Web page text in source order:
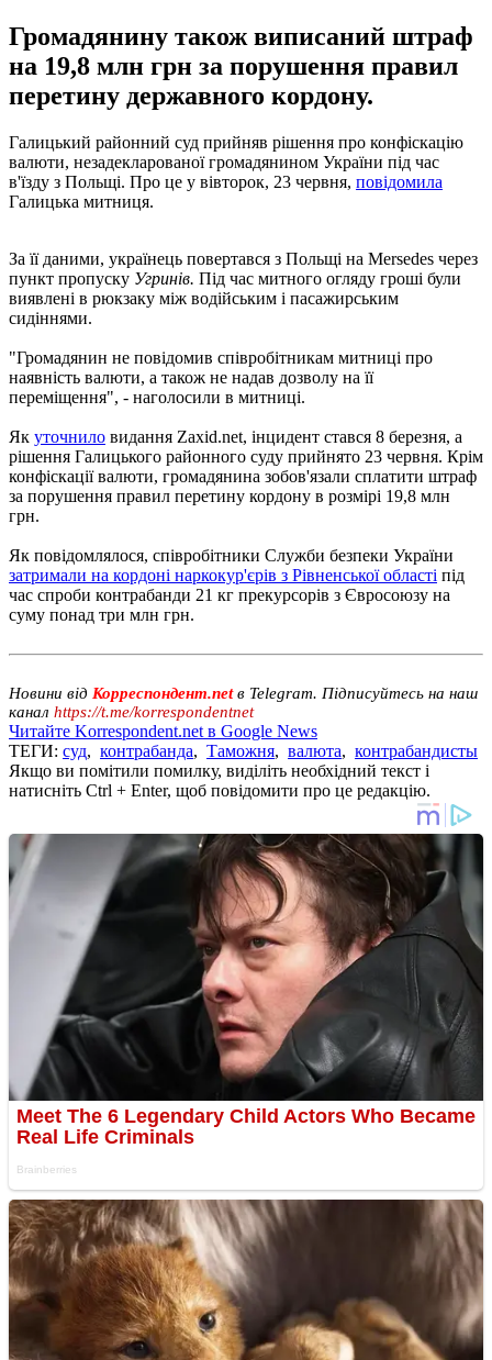
Громадянину також виписаний штраф
на 19,8 млн грн за порушення правил
перетину державного кордону.
Галицький районний суд прийняв рішення про конфіскацію
валюти, незадекларованої громадянином України під час
в'їзду з Польщі. Про це у вівторок, 23 червня, повідомила
Галицька митниця.
За її даними, українець повертався з Польщі на Mersedes через
пункт пропуску Угринів. Під час митного огляду гроші були
виявлені в рюкзаку між водійським і пасажирським
сидіннями.
"Громадянин не повідомив співробітникам митниці про
наявність валюти, а також не надав дозволу на її
переміщення", - наголосили в митниці.
Як уточнило видання Zaxid.net, інцидент стався 8 березня, а
рішення Галицького районного суду прийнято 23 червня. Крім
конфіскації валюти, громадянина зобов'язали сплатити штраф
за порушення правил перетину кордону в розмірі 19,8 млн
грн.
Як повідомлялося, співробітники Служби безпеки України
затримали на кордоні наркокур'єрів з Рівненської області під
час спроби контрабанди 21 кг прекурсорів з Євросоюзу на
суму понад три млн грн.
Новини від Корреспондент.netв Telegram. Підписуйтесь на наш
канал https://t.me/korrespondentnet
Читайте Korrespondent.net в Google News
ТЕГИ: суд, контрабанда, Таможня, валюта, контрабандисты
Якщо ви помітили помилку, виділіть необхідний текст і
натисніть Ctrl + Enter, щоб повідомити про це редакцію.